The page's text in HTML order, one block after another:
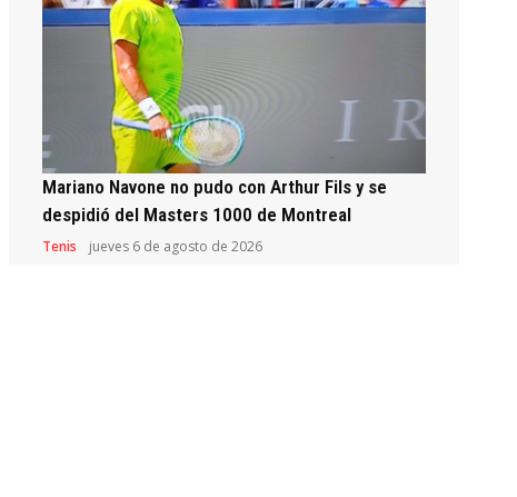
Mariano Navone no pudo con Arthur Fils y se
despidió del Masters 1000 de Montreal
Tenis jueves 6 de agosto de 2026